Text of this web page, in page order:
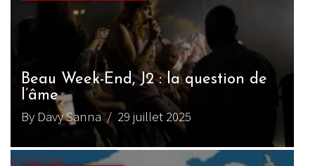
Beau Week-End, J2 : la question de
l’âme
By Davy Sanna/ 29 juillet 2025